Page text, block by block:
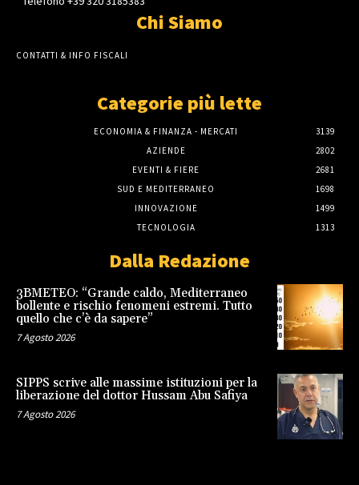
Chi Siamo
CONTATTI & INFO FISCALI
Categorie più lette
ECONOMIA & FINANZA - MERCATI
3139
AZIENDE
2802
EVENTI & FIERE
2681
SUD E MEDITERRANEO
1698
INNOVAZIONE
1499
TECNOLOGIA
1313
Dalla Redazione
3BMETEO: “Grande caldo, Mediterraneo
bollente e rischio fenomeni estremi. Tutto
quello che c’è da sapere”
7 Agosto 2026
SIPPS scrive alle massime istituzioni per la
liberazione del dottor Hussam Abu Safiya
7 Agosto 2026